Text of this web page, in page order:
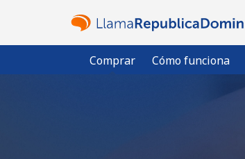
Comprar Cómo funciona